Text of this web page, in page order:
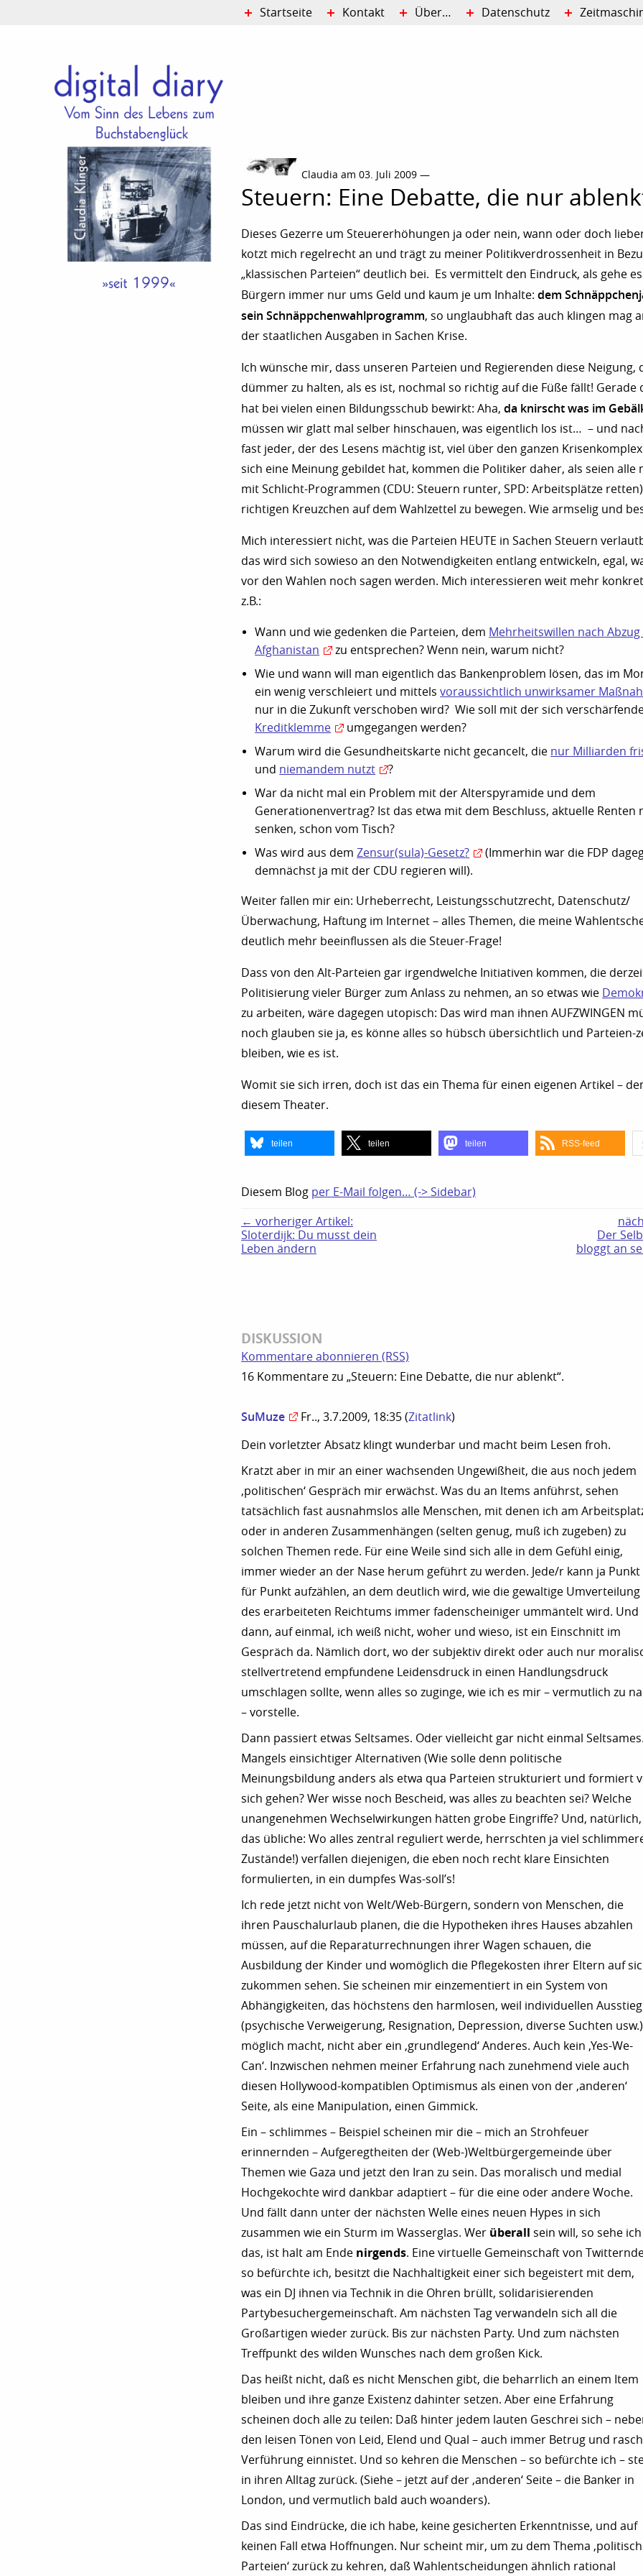
Claudia am 03. Juli 2009 —
Steuern: Eine Debatte, die nur
Dieses Gezerre um Steuererhöhungen ja oder nein, wann oder doch
kotzt mich regelrecht an und trägt zu meiner Politikverdrossenheit in
„klassischen Parteien“ deutlich bei. Es vermittelt den Eindruck, als gehe
Bürgern immer nur ums Geld und kaum je um Inhalte: dem
sein Schnäppchenwahlprogramm, so unglaubhaft das auch klingen mag
der staatlichen Ausgaben in Sachen Krise.
Ich wünsche mir, dass unseren Parteien und Regierenden diese Neigung,
dümmer zu halten, als es ist, nochmal so richtig auf die Füße fällt! Gerade
hat bei vielen einen Bildungsschub bewirkt: Aha, da knirscht was im
müssen wir glatt mal selber hinschauen, was eigentlich los ist… – und
fast jeder, der des Lesens mächtig ist, viel über den ganzen
sich eine Meinung gebildet hat, kommen die Politiker daher, als seien alle
mit Schlicht-Programmen (CDU: Steuern runter, SPD: Arbeitsplätze
richtigen Kreuzchen auf dem Wahlzettel zu bewegen. Wie armselig und
Mich interessiert nicht, was die Parteien HEUTE in Sachen Steuern
das wird sich sowieso an den Notwendigkeiten entlang entwickeln, egal,
vor den Wahlen noch sagen werden. Mich interessieren weit mehr
z.B.:
Wann und wie gedenken die Parteien, dem Mehrheitswillen nach Abzug
Afghanistan
zu entsprechen? Wenn nein, warum nicht?
Wie und wann will man eigentlich das Bankenproblem lösen, das im
ein wenig verschleiert und mittelsvoraussichtlich unwirksamer
nur in die Zukunft verschoben wird? Wie soll mit der sich
Kreditklemme
umgegangen werden?
Warum wird die Gesundheitskarte nicht gecancelt, die nur Milliarden
und niemandem nutzt
?
War da nicht mal ein Problem mit der Alterspyramide und dem
Generationenvertrag? Ist das etwa mit dem Beschluss, aktuelle Renten
senken, schon vom Tisch?
Was wird aus demZensur(sula)-Gesetz?
(Immerhin war die FDP
demnächst ja mit der CDU regieren will).
Weiter fallen mir ein: Urheberrecht, Leistungsschutzrecht, Datenschutz/
Überwachung, Haftung im Internet – alles Themen, die meine
deutlich mehr beeinflussen als die Steuer-Frage!
Dass von den Alt-Parteien gar irgendwelche Initiativen kommen, die
Politisierung vieler Bürger zum Anlass zu nehmen, an so etwas wie
zu arbeiten, wäre dagegen utopisch: Das wird man ihnen AUFZWINGEN
noch glauben sie ja, es könne alles so hübsch übersichtlich und Parteien-
bleiben, wie es ist.
Womit sie sich irren, doch ist das ein Thema für einen eigenen Artikel –
diesem Theater.
teilen teilen teilen RSS-feed
Diesem Blog per E-Mail folgen… (-> Sidebar)
← vorheriger Artikel:
Sloterdijk: Du musst dein
Leben ändern
Der
bloggt an
DISKUSSION
Kommentare abonnieren (RSS)
16 Kommentare zu „Steuern: Eine Debatte, die nur ablenkt“.
SuMuze Fr.., 3.7.2009, 18:35 (Zitatlink)
Dein vorletzter Absatz klingt wunderbar und macht beim Lesen froh.
Kratzt aber in mir an einer wachsenden Ungewißheit, die aus noch jedem
‚politischen‘ Gespräch mir erwächst. Was du an Items anführst, sehen
tatsächlich fast ausnahmslos alle Menschen, mit denen ich am
oder in anderen Zusammenhängen (selten genug, muß ich zugeben) zu
solchen Themen rede. Für eine Weile sind sich alle in dem Gefühl einig,
immer wieder an der Nase herum geführt zu werden. Jede/r kann ja Punkt
für Punkt aufzählen, an dem deutlich wird, wie die gewaltige Umverteilung
des erarbeiteten Reichtums immer fadenscheiniger ummäntelt wird. Und
dann, auf einmal, ich weiß nicht, woher und wieso, ist ein Einschnitt im
Gespräch da. Nämlich dort, wo der subjektiv direkt oder auch nur
stellvertretend empfundene Leidensdruck in einen Handlungsdruck
umschlagen sollte, wenn alles so zuginge, wie ich es mir – vermutlich zu
– vorstelle.
Dann passiert etwas Seltsames. Oder vielleicht gar nicht einmal
Mangels einsichtiger Alternativen (Wie solle denn politische
Meinungsbildung anders als etwa qua Parteien strukturiert und formiert
sich gehen? Wer wisse noch Bescheid, was alles zu beachten sei? Welche
unangenehmen Wechselwirkungen hätten grobe Eingriffe? Und, natürlich,
das übliche: Wo alles zentral reguliert werde, herrschten ja viel
Zustände!) verfallen diejenigen, die eben noch recht klare Einsichten
formulierten, in ein dumpfes Was-soll’s!
Ich rede jetzt nicht von Welt/Web-Bürgern, sondern von Menschen, die
ihren Pauschalurlaub planen, die die Hypotheken ihres Hauses abzahlen
müssen, auf die Reparaturrechnungen ihrer Wagen schauen, die
Ausbildung der Kinder und womöglich die Pflegekosten ihrer Eltern auf
zukommen sehen. Sie scheinen mir einzementiert in ein System von
Abhängigkeiten, das höchstens den harmlosen, weil individuellen Ausstieg
(psychische Verweigerung, Resignation, Depression, diverse Suchten usw.)
möglich macht, nicht aber ein ‚grundlegend‘ Anderes. Auch kein ‚Yes-We-
Can‘. Inzwischen nehmen meiner Erfahrung nach zunehmend viele auch
diesen Hollywood-kompatiblen Optimismus als einen von der ‚anderen‘
Seite, als eine Manipulation, einen Gimmick.
Ein – schlimmes – Beispiel scheinen mir die – mich an Strohfeuer
erinnernden – Aufgeregtheiten der (Web-)Weltbürgergemeinde über
Themen wie Gaza und jetzt den Iran zu sein. Das moralisch und medial
Hochgekochte wird dankbar adaptiert – für die eine oder andere Woche.
Und fällt dann unter der nächsten Welle eines neuen Hypes in sich
zusammen wie ein Sturm im Wasserglas. Wer überall
sein will, so sehe ich
das, ist halt am Ende nirgends. Eine virtuelle Gemeinschaft von
so befürchte ich, besitzt die Nachhaltigkeit einer sich begeistert mit dem,
was ein DJ ihnen via Technik in die Ohren brüllt, solidarisierenden
Partybesuchergemeinschaft. Am nächsten Tag verwandeln sich all die
Großartigen wieder zurück. Bis zur nächsten Party. Und zum nächsten
Treffpunkt des wilden Wunsches nach dem großen Kick.
Das heißt nicht, daß es nicht Menschen gibt, die beharrlich an einem Item
bleiben und ihre ganze Existenz dahinter setzen. Aber eine Erfahrung
scheinen doch alle zu teilen: Daß hinter jedem lauten Geschrei sich –
den leisen Tönen von Leid, Elend und Qual – auch immer Betrug und
Verführung einnistet. Und so kehren die Menschen – so befürchte ich –
in ihren Alltag zurück. (Siehe – jetzt auf der ‚anderen‘ Seite – die Banker in
London, und vermutlich bald auch woanders).
Das sind Eindrücke, die ich habe, keine gesicherten Erkenntnisse, und auf
keinen Fall etwa Hoffnungen. Nur scheint mir, um zu dem Thema
Parteien‘ zurück zu kehren, daß Wahlentscheidungen ähnlich rational
Startseite Kontakt Über… Datenschutz